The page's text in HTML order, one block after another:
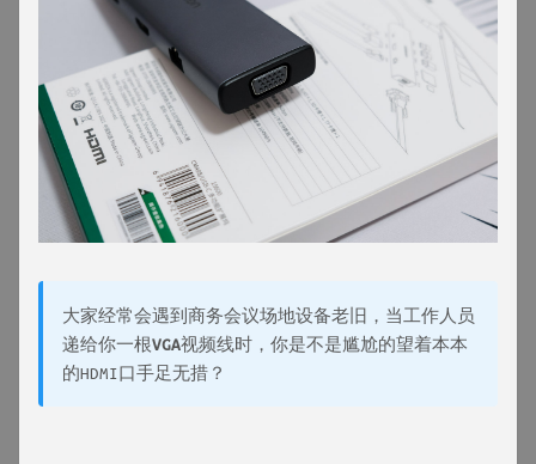
大家经常会遇到商务会议场地设备老旧，当工作人员
递给你一根VGA视频线时，你是不是尴尬的望着本本
的HDMI口手足无措？